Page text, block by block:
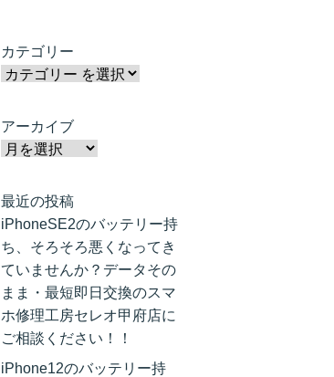
カテゴリー
アーカイブ
最近の投稿
iPhoneSE2のバッテリー持
ち、そろそろ悪くなってき
ていませんか？データその
まま・最短即日交換のスマ
ホ修理工房セレオ甲府店に
ご相談ください！！
iPhone12のバッテリー持